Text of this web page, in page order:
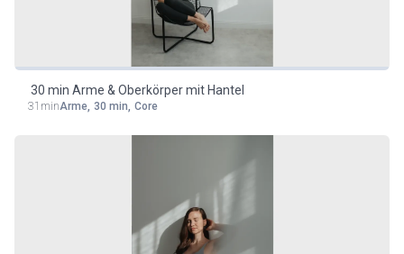
30 min Arme & Oberkörper mit Hantel
31minArme, 30 min, Core